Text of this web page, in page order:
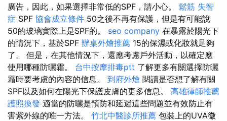
廣告，因此，如果選擇非常低的SPF，請小心。 鬆筋 失智
症 SPF 協會成立條件 50之後不再有保護，但是有可能說
50的玻璃實際上是SPF的。 seo company 在暴露於陽光下
的情況下，基於SPF 辦桌外燴推薦 15的保濕或化妝就足夠
了。 但是，在其他情況下，還應考慮戶外活動，以確定應
使用哪種防曬霜。 台中按摩排毒ptt 了解更多有關選擇防曬
霜時要考慮的內容的信息。 到府外燴 閱讀是否想了解有關
SPF以及如何在陽光下保護皮膚的更多信息。 高雄律師推薦
護照換發 適當的防曬是預防和延遲這些問題並有效防止有
害紫外線的唯一方法。 竹北中醫診所推薦 包裝上的UVA徽